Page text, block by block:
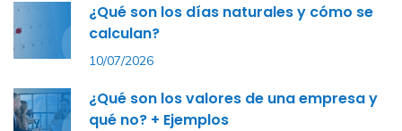
¿Qué son los días naturales y cómo se
calculan?
10/07/2026
¿Qué son los valores de una empresa y
qué no? + Ejemplos